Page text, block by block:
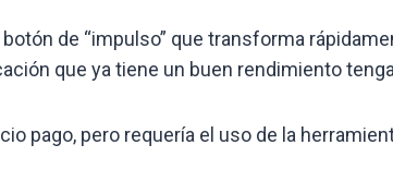
de “impulso” que transforma
que ya tiene un buen rendimiento
pago, pero requería el uso de la